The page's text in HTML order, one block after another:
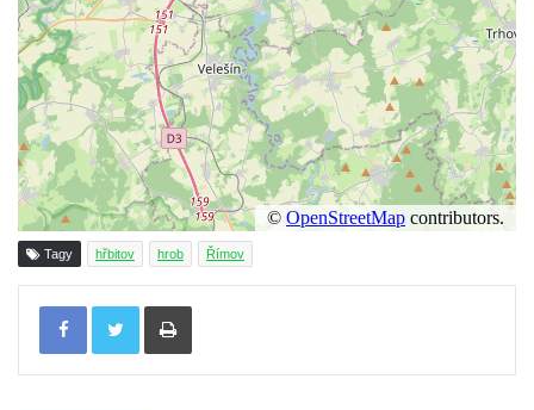
Hrob rodiny Stolle na hřbitově v Dolním
Podluží
Hrob Josefa Adlera na hřbitově v Dolním
Podluží
Hrob Eduarda Tietzeho na hřbitově v
Dolním Podluží
Hrob rodiny Meisel na hřbitově v Dolním
Podluží
Hrob rodiny Kunze na hřbitově v Dolním
Hrob rodiny Stolle na hřbitově v Horním
Tagy hřbitov hrob Římov
Tisknout